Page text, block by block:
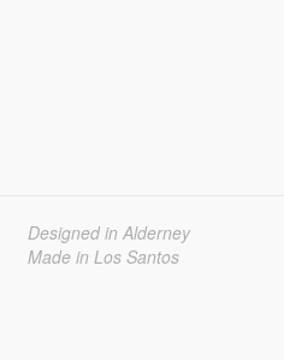
Designed in Alderney
Made in Los Santos